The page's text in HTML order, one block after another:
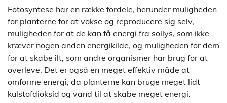
Fotosyntese har en række fordele, herunder muligheden
for planterne for at vokse og reproducere sig selv,
muligheden for at de kan få energi fra sollys, som ikke
kræver nogen anden energikilde, og muligheden for dem
for at skabe ilt, som andre organismer har brug for at
overleve. Det er også en meget effektiv måde at
omforme energi, da planterne kan bruge meget lidt
kulstofdioksid og vand til at skabe meget energi.